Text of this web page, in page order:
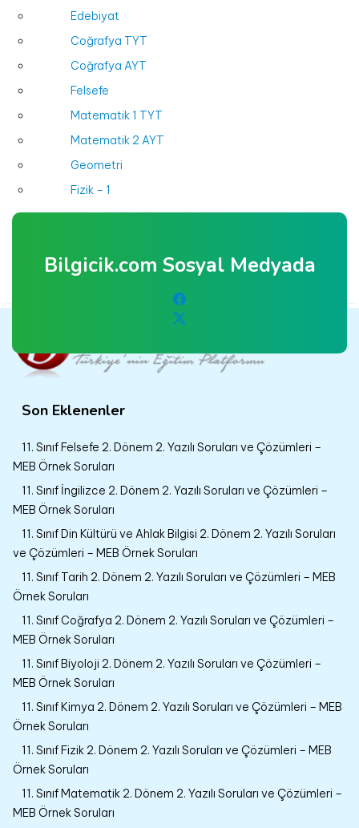
Edebiyat
Coğrafya TYT
Coğrafya AYT
Felsefe
Matematik 1 TYT
Matematik 2 AYT
Geometri
Fizik – 1
Fizik – 2
Biyoloji – 2
Bilgicik.com Sosyal Medyada
Son Eklenenler
11. Sınıf Felsefe 2. Dönem 2. Yazılı Soruları ve Çözümleri –
MEB Örnek Soruları
11. Sınıf İngilizce 2. Dönem 2. Yazılı Soruları ve Çözümleri –
MEB Örnek Soruları
11. Sınıf Din Kültürü ve Ahlak Bilgisi 2. Dönem 2. Yazılı Soruları
ve Çözümleri – MEB Örnek Soruları
11. Sınıf Tarih 2. Dönem 2. Yazılı Soruları ve Çözümleri – MEB
Örnek Soruları
11. Sınıf Coğrafya 2. Dönem 2. Yazılı Soruları ve Çözümleri –
MEB Örnek Soruları
11. Sınıf Biyoloji 2. Dönem 2. Yazılı Soruları ve Çözümleri –
MEB Örnek Soruları
11. Sınıf Kimya 2. Dönem 2. Yazılı Soruları ve Çözümleri – MEB
Örnek Soruları
11. Sınıf Fizik 2. Dönem 2. Yazılı Soruları ve Çözümleri – MEB
Örnek Soruları
11. Sınıf Matematik 2. Dönem 2. Yazılı Soruları ve Çözümleri –
MEB Örnek Soruları